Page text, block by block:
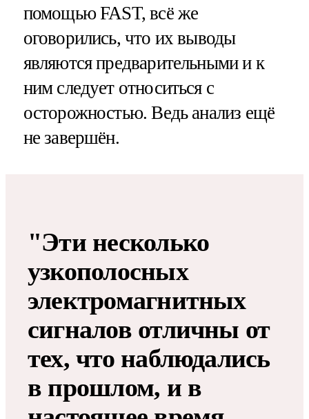
помощью FAST, всё же
оговорились, что их выводы
являются предварительными и к
ним следует относиться с
осторожностью. Ведь анализ ещё
не завершён.
"Эти несколько
узкополосных
электромагнитных
сигналов отличны от
тех, что наблюдались
в прошлом, и в